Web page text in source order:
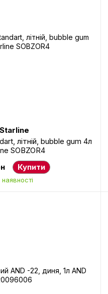
Starline
літній, bubble gum 4л
SOBZOR4
Купити